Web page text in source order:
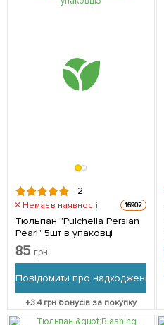
2
Немає в наявності 16902
Тюльпан "Pulchella Persian
Pearl" 5шт в упаковці
85 грн
Повідомити про надходження
+3.4грн бонусів за покупку